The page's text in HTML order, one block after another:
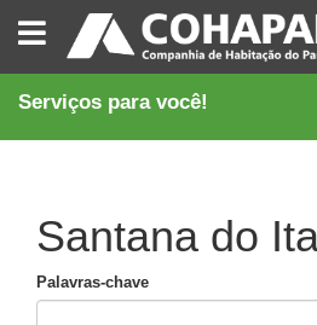
COMPANHIA
DE
HABITAÇÃO
DO
Serviços para você!
Santana do
Palavras-chave